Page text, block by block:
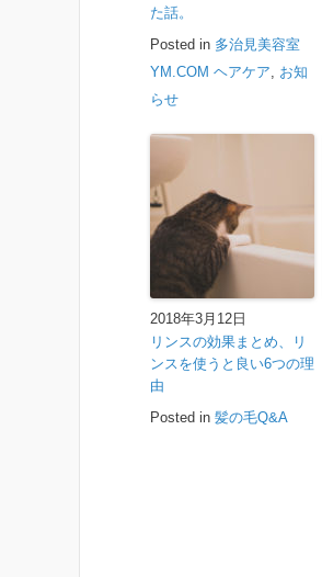
た話。
Posted in 多治見美容室
YM.COM ヘアケア
お知
らせ
2018年3月12日
リンスの効果まとめ、リ
ンスを使うと良い6つの理
由
Posted in 髪の毛Q&A